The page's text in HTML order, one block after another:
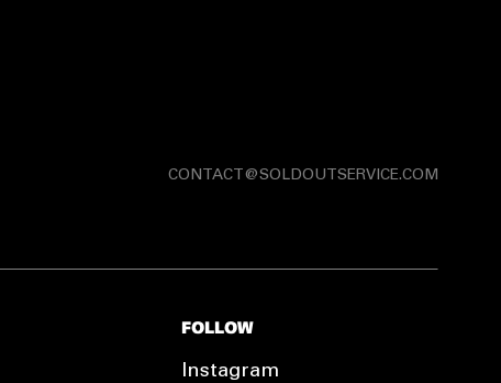
CONTACT@SOLDOUTSERVICE.COM
FOLLOW
Instagram